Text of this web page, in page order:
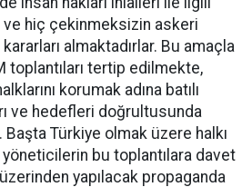
ve hiç çekinmeksizin askeri
almaktadırlar. Bu amaçla
toplantıları tertip edilmekte,
korumak adına batılı
ve hedefleri doğrultusunda
Başta Türkiye olmak üzere halkı
bu toplantılara davet
yapılacak propaganda